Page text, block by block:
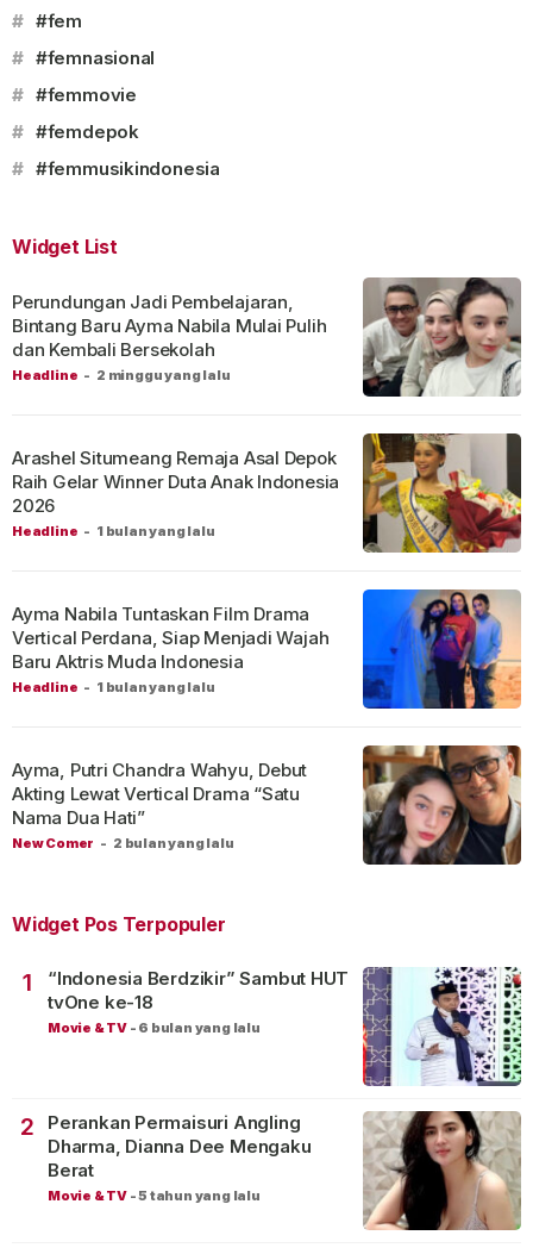
# #fem
# #femnasional
# #femmovie
# #femdepok
# #femmusikindonesia
Widget List
Headline - 2 minggu yang lalu
Perundungan Jadi Pembelajaran,
Bintang Baru Ayma Nabila Mulai Pulih
dan Kembali Bersekolah
Headline - 1 bulan yang lalu
Arashel Situmeang Remaja Asal Depok
Raih Gelar Winner Duta Anak Indonesia
2026
Headline - 1 bulan yang lalu
Ayma Nabila Tuntaskan Film Drama
Vertical Perdana, Siap Menjadi Wajah
Baru Aktris Muda Indonesia
New Comer - 2 bulan yang lalu
Ayma, Putri Chandra Wahyu, Debut
Akting Lewat Vertical Drama “Satu
Nama Dua Hati”
Widget Pos Terpopuler
1
“Indonesia Berdzikir” Sambut HUT
tvOne ke-18
Movie & TV - 6 bulan yang lalu
2
Perankan Permaisuri Angling
Dharma, Dianna Dee Mengaku
Berat
Movie & TV -5 tahun yang lalu